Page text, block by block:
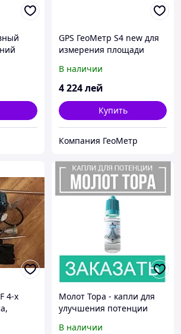
GPS ГеоМетр S4 new для
измерения площади
В наличии
4 224лей
Купить
Компания ГеоМетр
4-х
Молот Тора - капли для
улучшения потенции
В наличии